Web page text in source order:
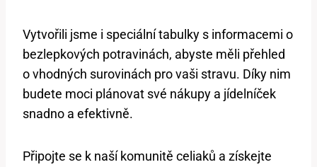
Vytvořili jsme i speciální tabulky s informacemi o
bezlepkových potravinách, abyste měli přehled
o vhodných surovinách pro vaši stravu. Díky nim
budete moci plánovat své nákupy a jídelníček
snadno a efektivně.
Připojte se k naší komunitě celiaků a získejte